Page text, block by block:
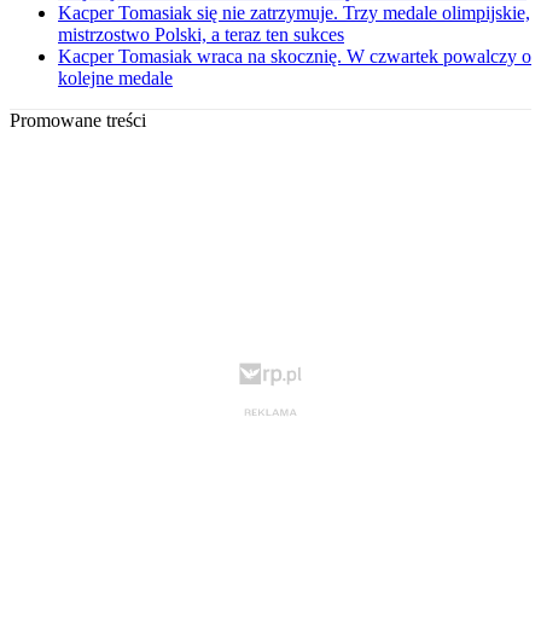
Kacper Tomasiak się nie zatrzymuje. Trzy medale olimpijskie,
mistrzostwo Polski, a teraz ten sukces
Kacper Tomasiak wraca na skocznię. W czwartek powalczy o
kolejne medale
Promowane treści